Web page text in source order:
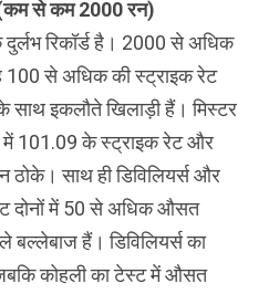
से कम 2000 रन)
दुर्लभ रिकॉर्ड है। 2000 से अधिक
100 से अधिक की स्ट्राइक रेट
इकलौते खिलाड़ी हैं। मिस्टर
में 101.09 के स्ट्राइक रेट और
साथ ही डिविलियर्स और
दोनों में 50 से अधिक औसत
हैं। डिविलियर्स का
कोहली का टेस्ट में औसत